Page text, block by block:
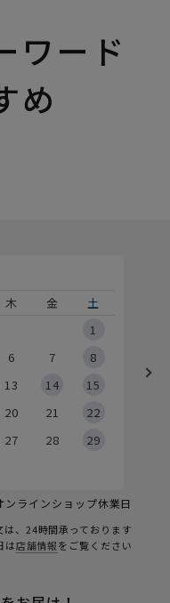
ワード
め
木 金
土
1
6 7
8
13 14
15
20 21
22
27 28
29
ンラインショップ休業日
、24時間承っております
は店舗情報をご覧ください